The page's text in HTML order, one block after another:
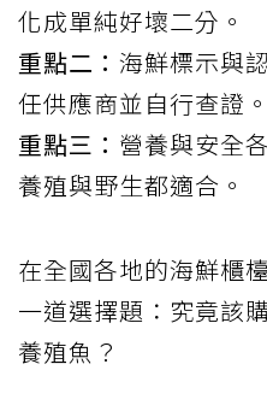
化成單純好壞二分。
重點二： 海鮮標示與
任供應商並自行查證。
重點三： 營養與安全
養殖與野生都適合。
在全國各地的海鮮櫃
一道選擇題：究竟該
養殖魚？